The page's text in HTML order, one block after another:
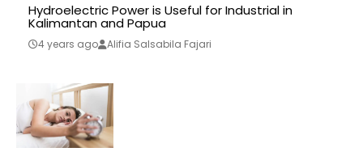
Hydroelectric Power is Useful for Industrial in
Kalimantan and Papua
4 years ago Alifia Salsabila Fajari